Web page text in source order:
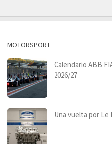
MOTORSPORT
Calendario ABB
2026/27
Una vuelta por Le